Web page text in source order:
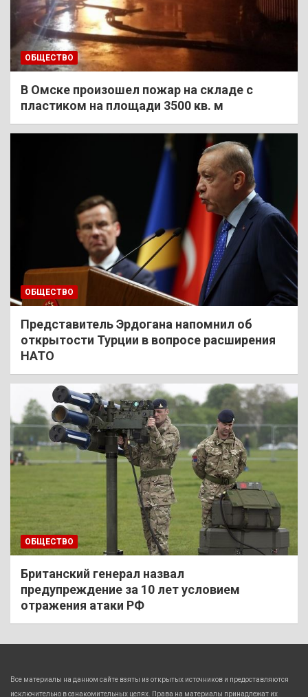
ОБЩЕСТВО
В Омске произошел пожар на складе с
пластиком на площади 3500 кв. м
ОБЩЕСТВО
Представитель Эрдогана напомнил об
открытости Турции в вопросе расширения
НАТО
ОБЩЕСТВО
Британский генерал назвал
предупреждение за 10 лет условием
отражения атаки РФ
Все материалы на данном сайте взяты из открытых источников и предоставляются
исключительно в ознакомительных целях. Права на материалы принадлежат их